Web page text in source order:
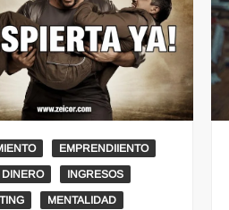
EMPRENDIIENTO
INGRESOS
MENTALIDAD